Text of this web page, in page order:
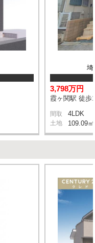
埼
3,798万円
霞ヶ関駅 徒歩
間取 4LDK
土地 109.09㎡